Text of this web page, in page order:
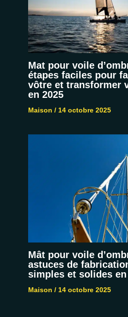
Mat pour voile
étapes faciles pour
vôtre et transformer
en 2025
Maison / 14 octobre 2025
Mât pour voile
astuces de
simples et solides en
Maison / 14 octobre 2025